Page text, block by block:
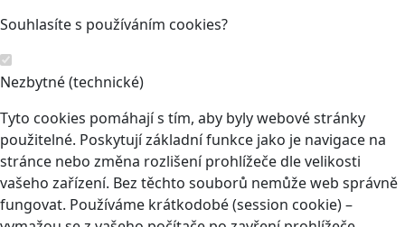
Souhlasíte s používáním cookies?
Nezbytné (technické)
Tyto cookies pomáhají s tím, aby byly webové stránky
použitelné. Poskytují základní funkce jako je navigace na
stránce nebo změna rozlišení prohlížeče dle velikosti
vašeho zařízení. Bez těchto souborů nemůže web správně
fungovat. Používáme krátkodobé (session cookie) –